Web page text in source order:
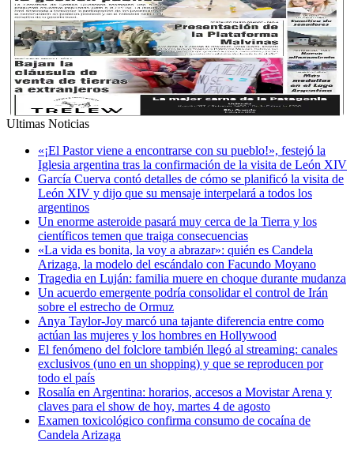
Ultimas Noticias
«¡El Pastor viene a encontrarse con su pueblo!», festejó la
Iglesia argentina tras la confirmación de la visita de León XIV
García Cuerva contó detalles de cómo se planificó la visita de
León XIV y dijo que su mensaje interpelará a todos los
argentinos
Un enorme asteroide pasará muy cerca de la Tierra y los
científicos temen que traiga consecuencias
«La vida es bonita, la voy a abrazar»: quién es Candela
Arizaga, la modelo del escándalo con Facundo Moyano
Tragedia en Luján: familia muere en choque durante mudanza
Un acuerdo emergente podría consolidar el control de Irán
sobre el estrecho de Ormuz
Anya Taylor-Joy marcó una tajante diferencia entre como
actúan las mujeres y los hombres en Hollywood
El fenómeno del folclore también llegó al streaming: canales
exclusivos (uno en un shopping) y que se reproducen por
todo el país
Rosalía en Argentina: horarios, accesos a Movistar Arena y
claves para el show de hoy, martes 4 de agosto
Examen toxicológico confirma consumo de cocaína de
Candela Arizaga